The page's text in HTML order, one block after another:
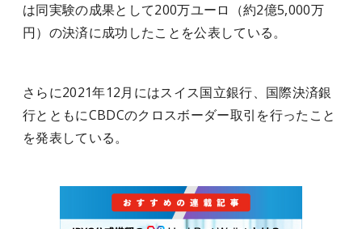
は同実験の成果として200万ユーロ（約2億5,000万
円）の決済に成功したことを公表している。
さらに2021年12月にはスイス国立銀行、国際決済銀
行とともにCBDCのクロスボーダー取引を行ったこと
を発表している。